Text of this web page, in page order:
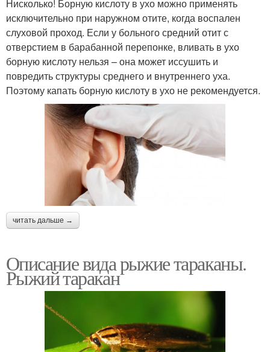
Нисколько! Борную кислоту в ухо можно применять
исключительно при наружном отите, когда воспален
слуховой проход. Если у больного средний отит с
отверстием в барабанной перепонке, вливать в ухо
борную кислоту нельзя – она может иссушить и
повредить структуры среднего и внутреннего уха.
Поэтому капать борную кислоту в ухо не рекомендуется.
читать дальше →
Описание вида рыжие тараканы.
Рыжий таракан